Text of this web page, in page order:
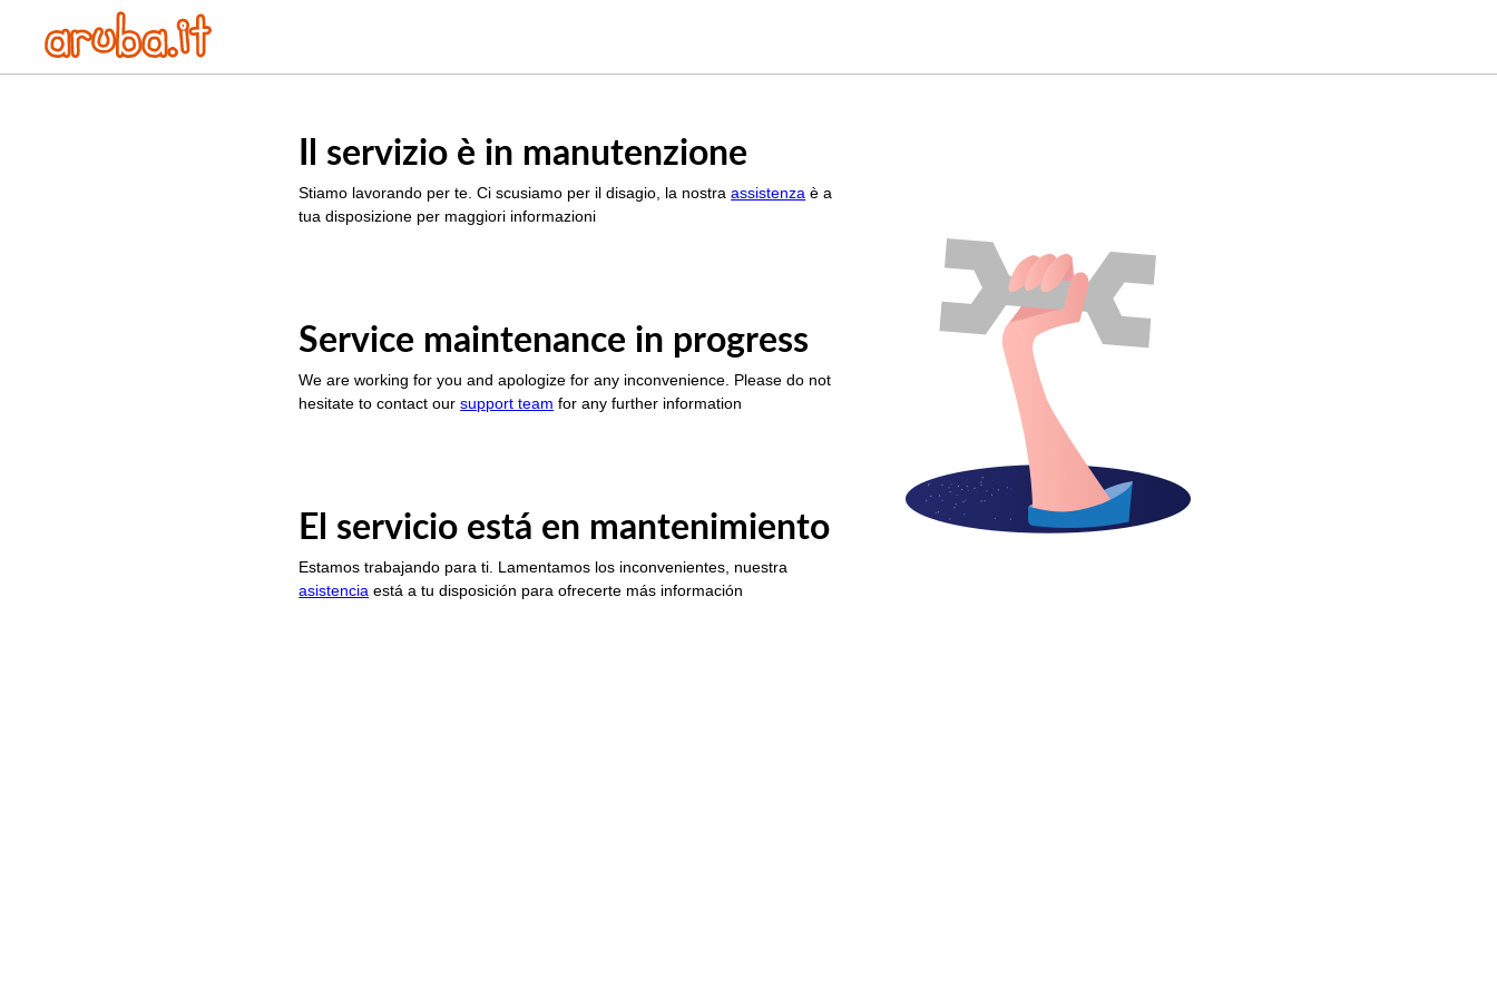
Il servizio è in manutenzione
Stiamo lavorando per te. Ci scusiamo per il disagio, la nostraassistenza è a
tua disposizione per maggiori informazioni
Service maintenance in progress
We are working for you and apologize for any inconvenience. Please do not
hesitate to contact oursupport team for any further information
El servicio está en mantenimiento
Estamos trabajando para ti. Lamentamos los inconvenientes, nuestra
asistencia está a tu disposición para ofrecerte más información